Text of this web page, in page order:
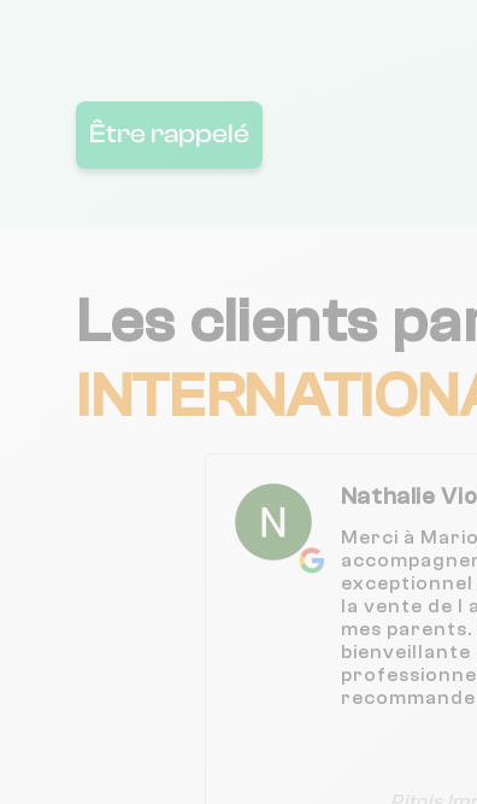
Être rappelé
Les clients
Nathalie
Merci à
exceptionnel
la vente de l
mes
bienveillante